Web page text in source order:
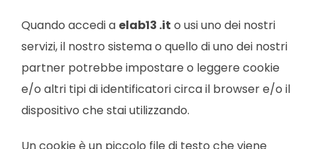
Quando accedi a elab13 .it o usi uno dei nostri
servizi, il nostro sistema o quello di uno dei nostri
partner potrebbe impostare o leggere cookie
e/o altri tipi di identificatori circa il browser e/o il
dispositivo che stai utilizzando.